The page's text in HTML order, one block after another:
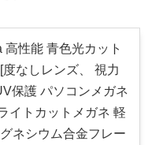
高性能 青色光カット
度なしレンズ、 視力
保護 パソコンメガネ
イトカットメガネ 軽
ネシウム合金フレー